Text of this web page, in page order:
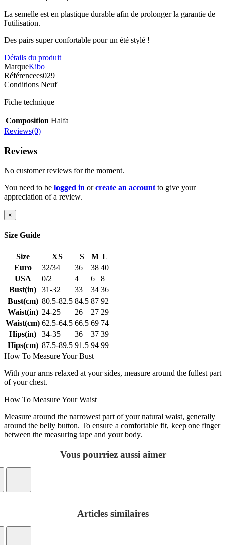
La semelle est en plastique durable afin de prolonger la garantie de
l'utilisation.
Des pairs super confortable pour un été stylé !
Détails du produit
MarqueKibo
Référencees029
Conditions Neuf
Fiche technique
Composition Halfa
Reviews(0)
Reviews
No customer reviews for the moment.
You need to be logged in orcreate an account to give your
appreciation of a review.
×
Size Guide
Size XS S M L
Euro
32/34 36 38 40
USA
0/2 4 6
8
Bust(in)
31-32 33 34 36
Bust(cm) 80.5-82.5 84.5 87 92
Waist(in) 24-25 26 27 29
Waist(cm) 62.5-64.5 66.5 69 74
Hips(in)
34-35 36 37 39
Hips(cm) 87.5-89.5 91.5 94 99
How To Measure Your Bust
With your arms relaxed at your sides, measure around the fullest part
of your chest.
How To Measure Your Waist
Measure around the narrowest part of your natural waist, generally
around the belly button. To ensure a comfortable fit, keep one finger
between the measuring tape and your body.
Vous pourriez aussi aimer
Articles similaires